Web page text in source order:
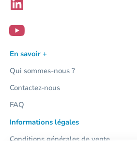
En savoir +
Qui sommes-nous ?
Contactez-nous
FAQ
Informations légales
Conditions générales de vente